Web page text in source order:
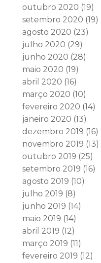
outubro 2020 (19)
setembro 2020 (19)
agosto 2020 (23)
julho 2020 (29)
junho 2020 (28)
maio 2020 (19)
abril 2020 (16)
março 2020 (10)
fevereiro 2020 (14)
janeiro 2020 (13)
dezembro 2019 (16)
novembro 2019 (13)
outubro 2019 (25)
setembro 2019 (16)
agosto 2019 (10)
julho 2019 (8)
junho 2019 (14)
maio 2019 (14)
abril 2019 (12)
março 2019 (11)
fevereiro 2019 (12)